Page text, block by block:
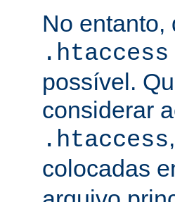
No entanto,
.htaccess
possível.
considerar
.htaccess
colocadas